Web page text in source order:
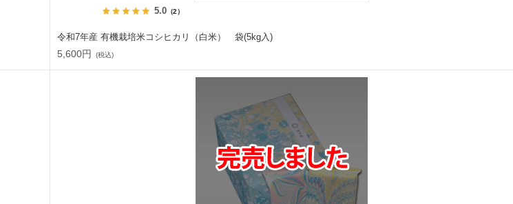
5.0（2）
令和7年産 有機栽培米コシヒカリ（白米） 袋(5kg入)
5,600円 (税込)